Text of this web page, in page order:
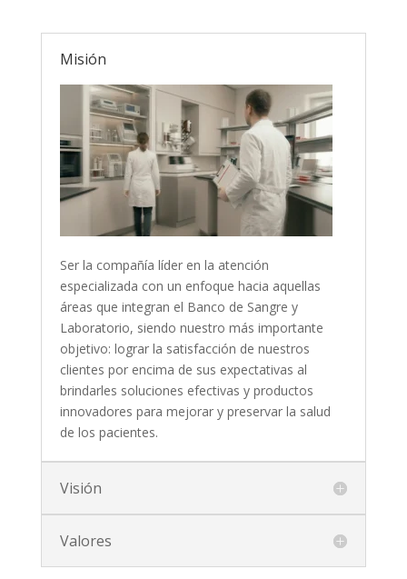
Misión
Ser la compañía líder en la atención
especializada con un enfoque hacia aquellas
áreas que integran el Banco de Sangre y
Laboratorio, siendo nuestro más importante
objetivo: lograr la satisfacción de nuestros
clientes por encima de sus expectativas al
brindarles soluciones efectivas y productos
innovadores para mejorar y preservar la salud
de los pacientes.
Visión
Valores